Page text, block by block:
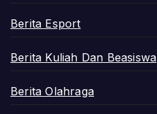
Berita Esport
Berita Kuliah Dan Beasiswa
Berita Olahraga